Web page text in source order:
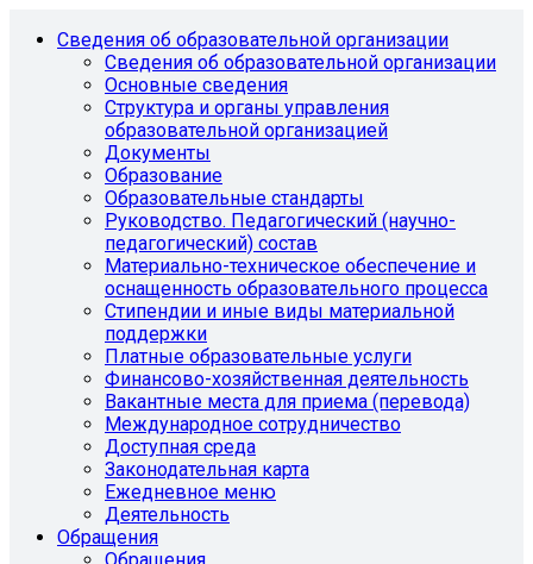
Сведения об образовательной организации
Сведения об образовательной организации
Основные сведения
Структура и органы управления
образовательной организацией
Документы
Образование
Образовательные стандарты
Руководство. Педагогический (научно-
педагогический) состав
Материально-техническое обеспечение и
оснащенность образовательного процесса
Стипендии и иные виды материальной
поддержки
Платные образовательные услуги
Финансово-хозяйственная деятельность
Вакантные места для приема (перевода)
Международное сотрудничество
Доступная среда
Законодательная карта
Ежедневное меню
Деятельность
Обращения